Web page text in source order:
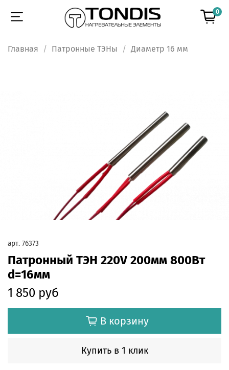
0
Главная Патронные ТЭНы Диаметр 16 мм
арт. 76373
Патронный ТЭН 220V 200мм 800Вт
d=16мм
1 850 руб
В корзину
Купить в 1 клик